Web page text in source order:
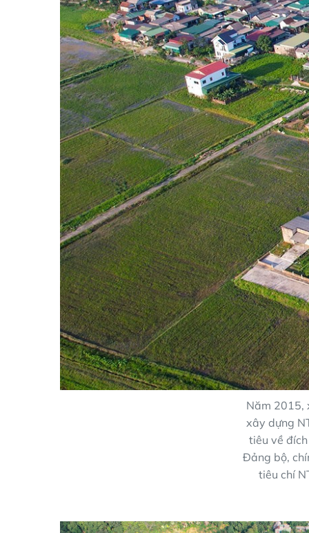
Năm 2015,
xây dựng
tiêu về
Đảng bộ,
tiêu chí